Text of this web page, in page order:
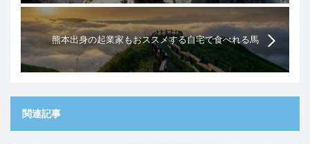
熊本出身の起業家もおススメする自宅で食べれる馬
刺しの紹介
関連記事